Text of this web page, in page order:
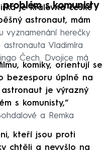
problém s komunisty
je královna české
astronaut, mám
vyznamenání herečky
Vladimíra
Čech. Dvojice má
komiky, orientují se
bezesporu úplně na
astronaut je výrazný
s komunisty,“
a Remka
kteří jsou proti
chtěli a nevyšlo na